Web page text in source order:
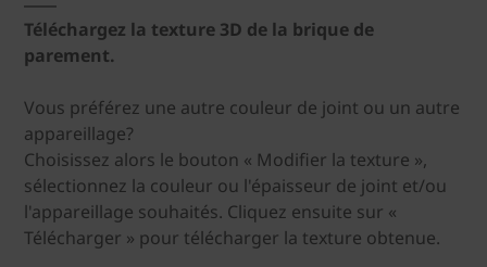
Téléchargez la texture 3D de la brique de
parement.
Vous préférez une autre couleur de joint ou un autre
appareillage?
Choisissez alors le bouton « Modifier la texture »,
sélectionnez la couleur ou l'épaisseur de joint et/ou
l'appareillage souhaités. Cliquez ensuite sur «
Télécharger » pour télécharger la texture obtenue.